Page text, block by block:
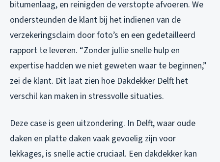
bitumenlaag, en reinigden de verstopte afvoeren. We
ondersteunden de klant bij het indienen van de
verzekeringsclaim door foto’s en een gedetailleerd
rapport te leveren. “Zonder jullie snelle hulp en
expertise hadden we niet geweten waar te beginnen,”
zei de klant. Dit laat zien hoe Dakdekker Delft het
verschil kan maken in stressvolle situaties.
Deze case is geen uitzondering. In Delft, waar oude
daken en platte daken vaak gevoelig zijn voor
lekkages, is snelle actie cruciaal. Een dakdekker kan